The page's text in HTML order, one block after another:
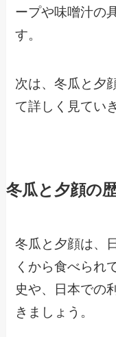
ープや味噌汁の
す。
次は、冬瓜と夕
て詳しく見てい
冬瓜と夕顔の
冬瓜と夕顔は、
くから食べられ
史や、日本での
きましょう。